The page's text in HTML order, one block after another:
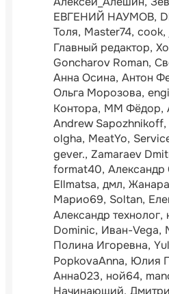
ЕВГЕНИЙ НАУМОВ
Толя Master74 cook
Главный редактор
Goncharov Roman
Анна Осина Антон
Ольга Морозова
Контора ММ Фёдор
Andrew Sapozhnikoff
olgha MeatYo
gever. Zamaraev
format40
Ellmatsa дмл Жанара
Марио69 Soltan
Александр технолог
Dominic Иван-Vega
Полина Игоревна
PopkovaAnna Юлия
Анна023 ной64
Начинающий